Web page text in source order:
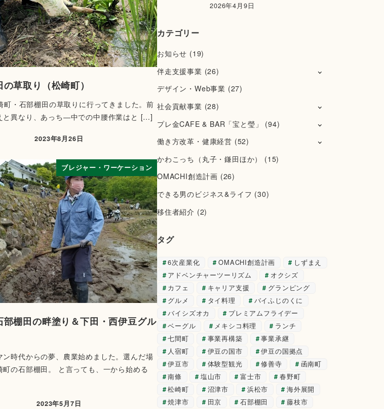
草取り（松崎町）
町・石部棚田の草取りに行ってきました。前
と異なり、あっち―中での中腰作業はと […]
2023年8月26日
ブレジャー・ワーケーション
部棚田の畔塗り＆下田・西伊豆グル
ン時代からの夢、農業始めました。選んだ場
町の石部棚田。 と言っても、一から始める
2023年5月7日
2026年4月9日
カテゴリー
お知らせ (19)
伴走支援事業 (26)
デザイン・Web事業 (27)
社会貢献事業 (28)
プレ金CAFE & BAR「宝と瑩」
(94)
働き方改革・健康経営 (52)
かわこっち（丸子・鎌田ほか）
(15)
OMACHI創造計画 (26)
できる男のビジネス&ライフ (30)
移住者紹介 (2)
タグ
6次産業化 OMACHI創造計画
しずまえ
アドベンチャーツーリズム
オクシズ
カフェ
キャリア支援
グランピング
グルメ
タイ料理
バイふじのくに
バイシズオカ
プレミアムフライデー
ベーグル
メキシコ料理
ランチ
七間町
事業再構築
事業承継
人宿町
伊豆の国市
伊豆の国拠点
伊豆市
体験型観光 修善寺
函南町
南條
塩山市 富士市
春野町
松崎町
沼津市 浜松市
海外展開
焼津市
田京 石部棚田
藤枝市